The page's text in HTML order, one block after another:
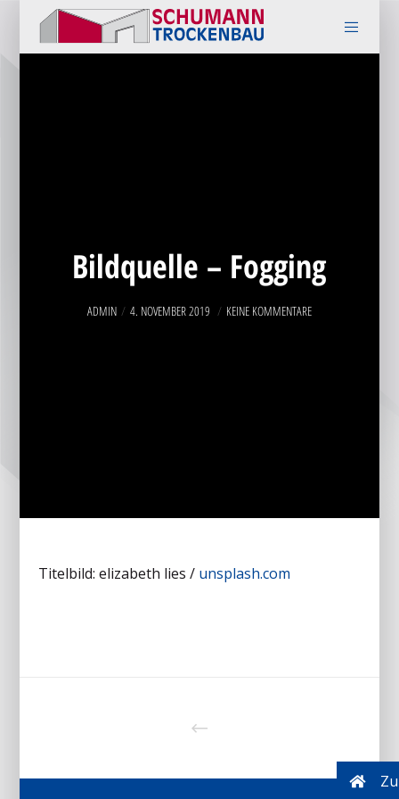
Bildquelle – Fogging
ADMIN 4. NOVEMBER 2019 KEINE KOMMENTARE
Titelbild: elizabeth lies / unsplash.com